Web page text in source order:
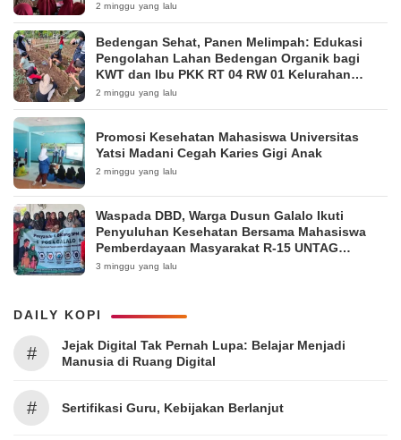
2 minggu yang lalu
Bedengan Sehat, Panen Melimpah: Edukasi
Pengolahan Lahan Bedengan Organik bagi
KWT dan Ibu PKK RT 04 RW 01 Kelurahan
Pakintelan
2 minggu yang lalu
Promosi Kesehatan Mahasiswa Universitas
Yatsi Madani Cegah Karies Gigi Anak
2 minggu yang lalu
Waspada DBD, Warga Dusun Galalo Ikuti
Penyuluhan Kesehatan Bersama Mahasiswa
Pemberdayaan Masyarakat R-15 UNTAG
Surabaya 2026
3 minggu yang lalu
DAILY KOPI
#
Jejak Digital Tak Pernah Lupa: Belajar Menjadi
Manusia di Ruang Digital
# Sertifikasi Guru, Kebijakan Berlanjut